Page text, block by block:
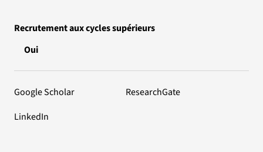
Recrutement aux cycles supérieurs
Oui
Google Scholar
ResearchGate
LinkedIn